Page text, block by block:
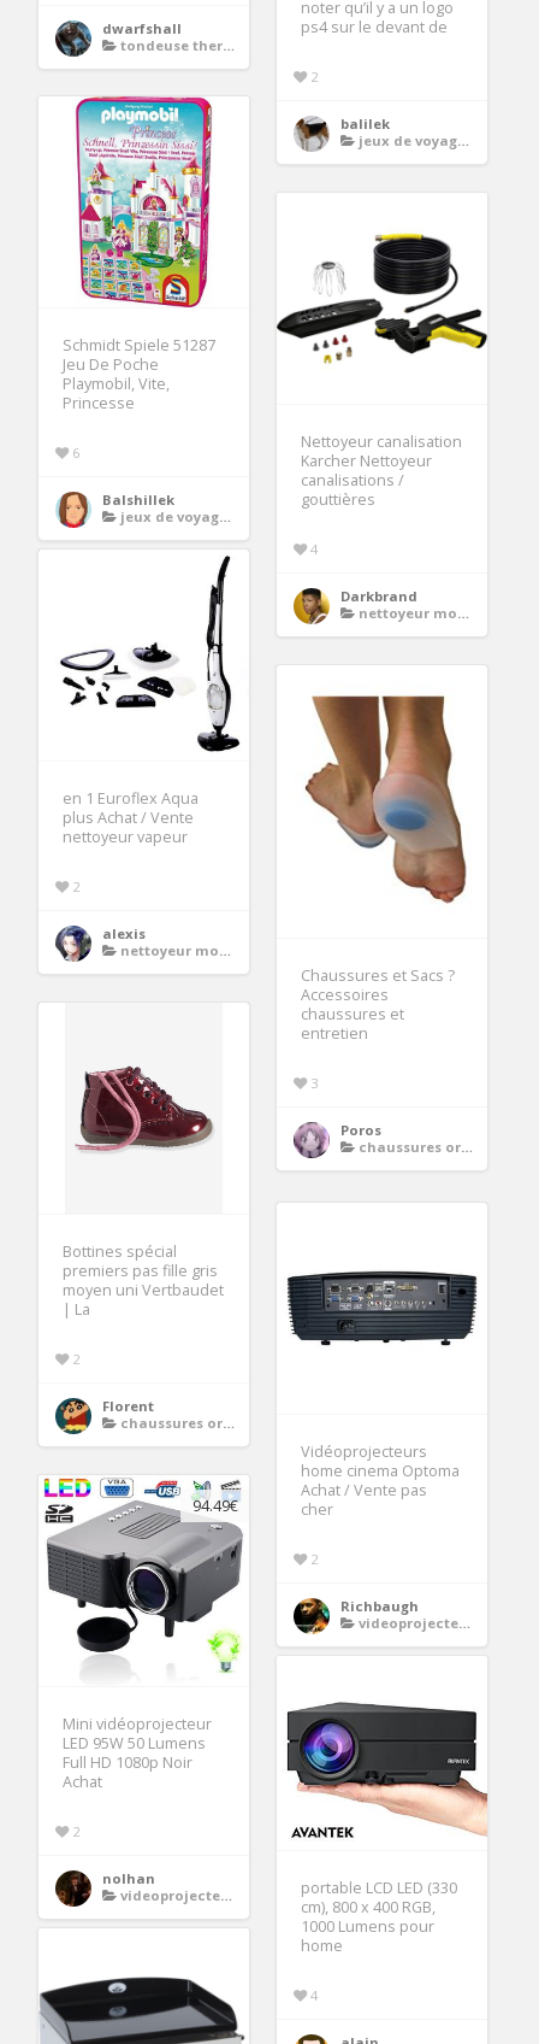
dwarfshall
tondeuse thermique demarrage electrique
noter qu’il y a un logo
ps4 sur le devant de
2
balilek
jeux de voyage poche
Schmidt Spiele 51287
Jeu De Poche
Playmobil, Vite,
Princesse
6
Balshillek
jeux de voyage poche
Nettoyeur canalisation
Karcher Nettoyeur
canalisations /
gouttières
4
Darkbrand
nettoyeur moquette
en 1 Euroflex Aqua
plus Achat / Vente
nettoyeur vapeur
2
alexis
nettoyeur moquette
Chaussures et Sacs ?
Accessoires
chaussures et
entretien
3
Poros
chaussures orthopediques
Bottines spécial
premiers pas fille gris
moyen uni Vertbaudet
| La
2
Florent
chaussures orthopediques
Vidéoprojecteurs
home cinema Optoma
Achat / Vente pas
cher
2
Richbaugh
videoprojecteurs home cinema
94.49€
Mini vidéoprojecteur
LED 95W 50 Lumens
Full HD 1080p Noir
Achat
2
nolhan
videoprojecteurs home cinema
portable LCD LED (330
cm), 800 x 400 RGB,
1000 Lumens pour
home
4